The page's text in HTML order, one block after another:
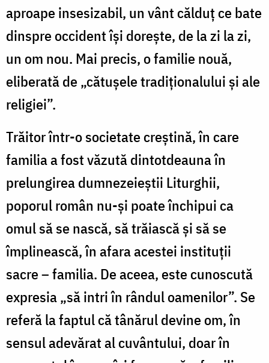
aproape insesizabil, un vânt călduț ce bate
dinspre occident își dorește, de la zi la zi,
un om nou. Mai precis, o familie nouă,
eliberată de „cătușele tradiționalului și ale
religiei”.
Trăitor într-o societate creștină, în care
familia a fost văzută dintotdeauna în
prelungirea dumnezeieștii Liturghii,
poporul român nu-și poate închipui ca
omul să se nască, să trăiască și să se
împlinească, în afara acestei instituții
sacre – familia. De aceea, este cunoscută
expresia „să intri în rândul oamenilor”. Se
referă la faptul că tânărul devine om, în
sensul adevărat al cuvântului, doar în